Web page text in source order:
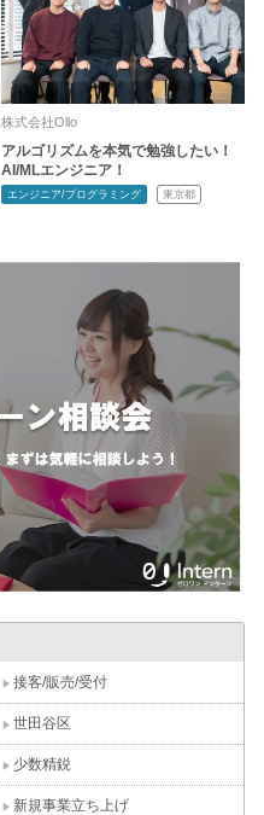
株式会社Ollo
アルゴリズムを本気で勉強したい！
AI/MLエンジニア！
エンジニア/プログラミング 東京都
接客/販売/受付
世田谷区
少数精鋭
新規事業立ち上げ